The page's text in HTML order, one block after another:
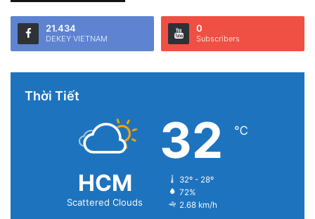
21.434
DEKEY VIETNAM
0
Subscribers
Thời Tiết
HCM
Scattered Clouds
32 ℃
32º - 28º
72%
2.68 km/h